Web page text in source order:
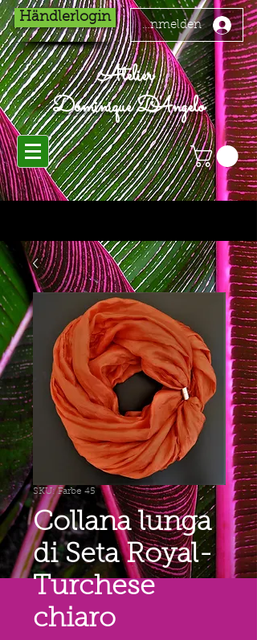
Händlerlogin
Anmelden
Atelier
Dominique D'Angelo
SKU: Farbe 45
Collana lunga
di Seta Royal-
Turchese
chiaro